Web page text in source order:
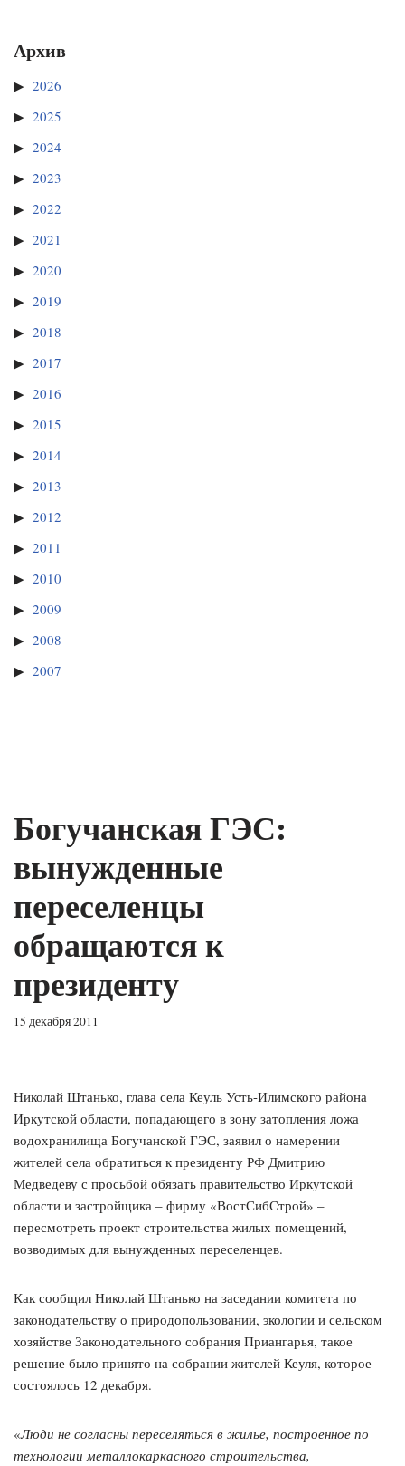
Архив
2026
2025
2024
2023
2022
2021
2020
2019
2018
2017
2016
2015
2014
2013
2012
2011
2010
2009
2008
2007
Богучанская ГЭС:
вынужденные
переселенцы
обращаются к
президенту
15 декабря 2011
Николай Штанько, глава села Кеуль Усть-Илимского района
Иркутской области, попадающего в зону затопления ложа
водохранилища Богучанской ГЭС, заявил о намерении
жителей села обратиться к президенту РФ Дмитрию
Медведеву с просьбой обязать правительство Иркутской
области и застройщика – фирму «ВостСибСтрой» –
пересмотреть проект строительства жилых помещений,
возводимых для вынужденных переселенцев.
Как сообщил Николай Штанько на заседании комитета по
законодательству о природопользовании, экологии и сельском
хозяйстве Законодательного собрания Приангарья, такое
решение было принято на собрании жителей Кеуля, которое
состоялось 12 декабря.
«Люди не согласны переселяться в жилье, построенное по
технологии металлокаркасного строительства,